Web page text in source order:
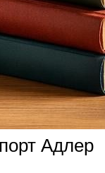
Адлер